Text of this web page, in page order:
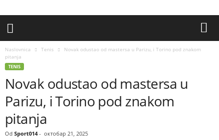
Naslovnica Tenis
Novak odustao od mastersa u Parizu, i Torino pod znakom
pitanja
TENIS
Novak odustao od mastersa u
Parizu, i Torino pod znakom
pitanja
Od Sport014- октобар 21, 2025